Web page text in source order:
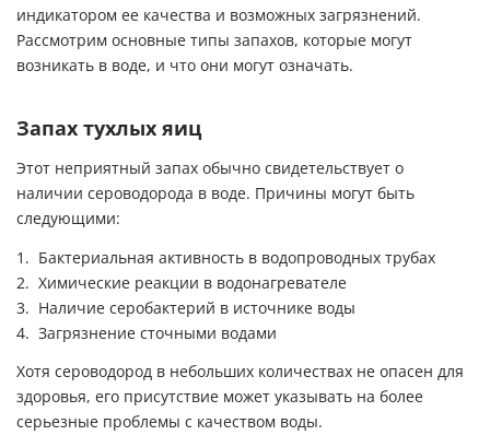
индикатором ее качества и возможных загрязнений.
Рассмотрим основные типы запахов, которые могут
возникать в воде, и что они могут означать.
Запах тухлых яиц
Этот неприятный запах обычно свидетельствует о
наличии сероводорода в воде. Причины могут быть
следующими:
Бактериальная активность в водопроводных трубах
Химические реакции в водонагревателе
Наличие серобактерий в источнике воды
Загрязнение сточными водами
Хотя сероводород в небольших количествах не опасен для
здоровья, его присутствие может указывать на более
серьезные проблемы с качеством воды.